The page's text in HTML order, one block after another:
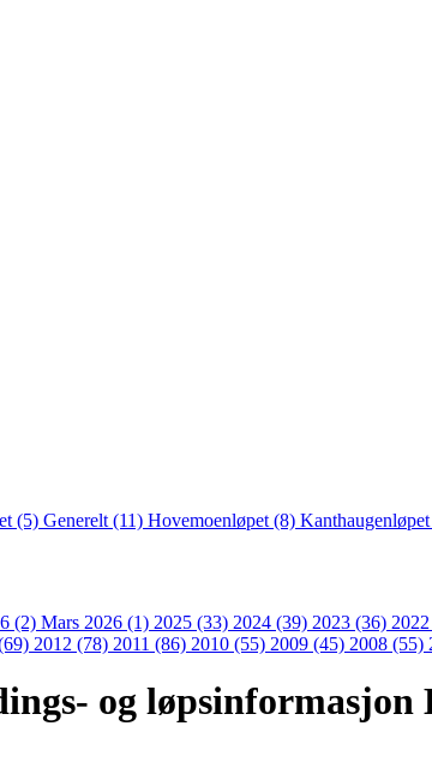
(5) Generelt (11) Hovemoenløpet (8)
(2) Mars 2026 (1) 2025 (33) 2024 (39) 2023 (36)
2012 (78) 2011 (86) 2010 (55) 2009 (45) 2008 (55)
og løpsinformasjon